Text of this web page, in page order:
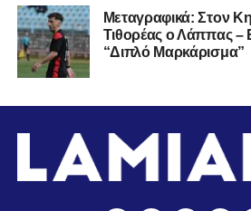
Μεταγραφικά: Στον
Τιθορέας ο Λάππας –
“Διπλό Μαρκάρισμα”